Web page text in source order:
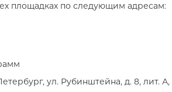
площадках по следующим адресам:
ул. Рубинштейна, д. 8, лит.